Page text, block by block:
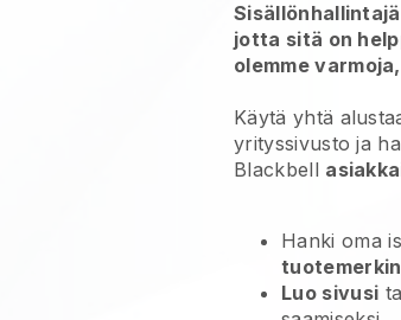
jotta sitä on
olemme
Käytä yhtä
yrityssivusto ja
Blackbell
Hanki oma
Luo sivusi